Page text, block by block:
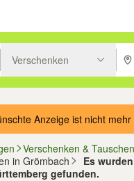
um zu suchen, oder
Verschenken
Anzeige ist nicht
Verschenken & Tauschen
in Grömbach
Es
gefunden.